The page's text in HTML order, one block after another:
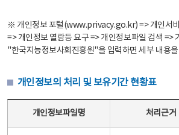
※ 개인정보 포털(www.privacy.go.kr) => 개인서
=> 개인정보 열람등 요구 => 개인정보파일 검색 =>
"한국지능정보사회진흥원"을 입력하면 세부 내용을
개인정보의 처리 및 보유기간 현황표
개인정보파일명 처리근거